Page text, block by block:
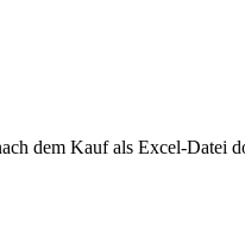
dem Kauf als Excel-Datei